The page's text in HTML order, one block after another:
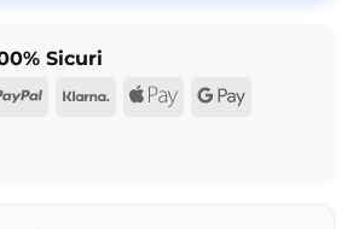
Sicuri
PayPalKlarna Apple Google